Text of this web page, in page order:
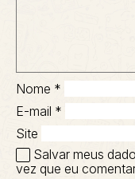
Nome *
E-mail *
Site
Salvar meus
vez que eu